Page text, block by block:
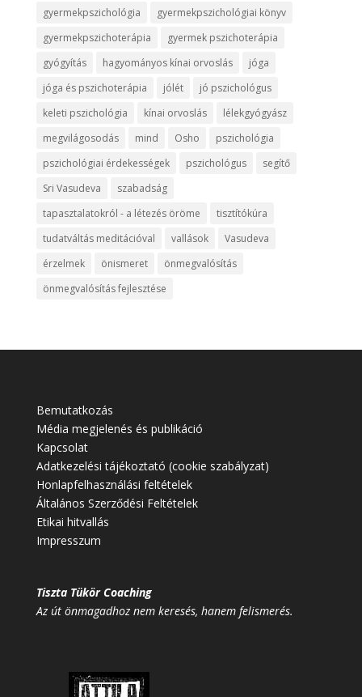
gyermekpszichológia
gyermekpszichológiai könyv
gyermekpszichoterápia
gyermek pszichoterápia
gyógyítás
hagyományos kínai orvoslás
jóga
jóga és pszichoterápia
jólét
jó pszichológus
keleti pszichológia
kínai orvoslás
lélekgyógyász
megvilágosodás
mind Osho
pszichológia
pszichológiai érdekességek
pszichológus
segítő
Sri Vasudeva
szabadság
tapasztalatokról - a létezés öröme
tisztítókúra
tudatváltás meditációval
vallások
Vasudeva
érzelmek
önismeret
önmegvalósítás
önmegvalósítás fejlesztése
Bemutatkozás
Média megjelenés és publikáció
Kapcsolat
Adatkezelési tájékoztató (cookie szabályzat)
Honlapfelhasználási feltételek
Általános Szerződési Feltételek
Etikai hitvallás
Impresszum
Tiszta Tükör Coaching
Az út önmagadhoz nem keresés, hanem felismerés.